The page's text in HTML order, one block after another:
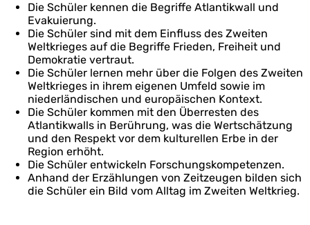
Die Schüler kennen die Begriffe Atlantikwall und
Evakuierung.
Die Schüler sind mit dem Einfluss des Zweiten
Weltkrieges auf die Begriffe Frieden, Freiheit und
Demokratie vertraut.
Die Schüler lernen mehr über die Folgen des Zweiten
Weltkrieges in ihrem eigenen Umfeld sowie im
niederländischen und europäischen Kontext.
Die Schüler kommen mit den Überresten des
Atlantikwalls in Berührung, was die Wertschätzung
und den Respekt vor dem kulturellen Erbe in der
Region erhöht.
Die Schüler entwickeln Forschungskompetenzen.
Anhand der Erzählungen von Zeitzeugen bilden sich
die Schüler ein Bild vom Alltag im Zweiten Weltkrieg.